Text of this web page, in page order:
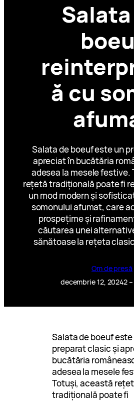
ă cu
Salata de boeuf este un
apreciat în bucătăria
adesea la mesele festive.
rețetă tradițională poate fi
un mod modern și
somonului afumat, care
prospețime și
căutarea unei
sănătoase la rețeta
Om de presă
decembrie 12, 20242
Salata de boeuf este
preparat clasic și
bucătăria
adesea la mesele
Totuși, această
tradițională poate fi